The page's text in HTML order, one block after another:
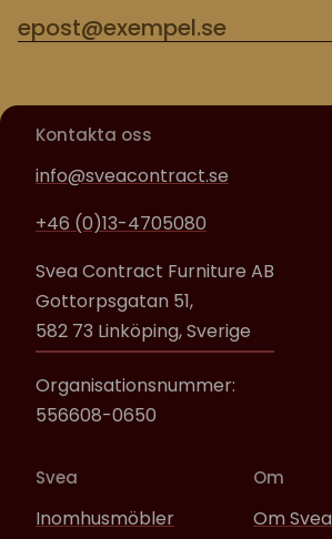
Kontakta oss
info@sveacontract.se
+46 (0)13-4705080
Svea Contract Furniture AB
Gottorpsgatan 51,
582 73 Linköping, Sverige
Organisationsnummer:
556608-0650
Svea
Inomhusmöbler
Om
Om Svea